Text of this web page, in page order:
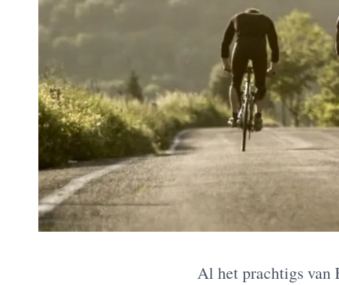
Al het prachtigs van